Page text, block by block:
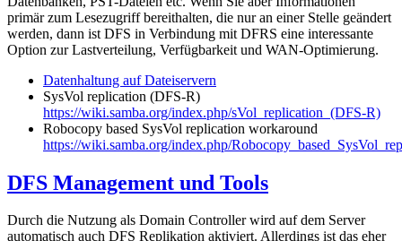
primär zum Lesezugriff bereithalten, die nur an einer Stelle geändert
werden, dann ist DFS in Verbindung mit DFRS eine interessante
Option zur Lastverteilung, Verfügbarkeit und WAN-Optimierung.
Datenhaltung auf Dateiservern
SysVol replication (DFS-R)
https://wiki.samba.org/index.php/sVol_replication_(DFS-R)
Robocopy based SysVol replication workaround
https://wiki.samba.org/index.php/
DFS Management und Tools
Durch die Nutzung als Domain Controller wird auf dem Server
automatisch auch DFS Replikation aktiviert. Allerdings ist das eher